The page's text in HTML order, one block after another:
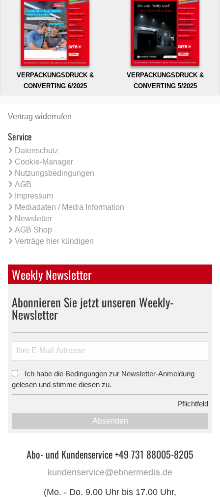
VERPACKUNGSDRUCK &
CONVERTING 6/2025
VERPACKUNGSDRUCK &
CONVERTING 5/2025
Vertrag widerrufen
Service
Datenschutz
Cookie-Manager
Nutzungsbedingungen
AGB
Impressum
Mediadaten / Media Information
Newsletter
AGB Shop
Verträge hier kündigen
Weekly Newsletter
Abonnieren Sie jetzt unseren Weekly-
Newsletter
Ich habe die Bedingungen zur Newsletter-Anmeldung
gelesen und stimme diesen zu.
Pflichtfeld
Absenden
Abo- und Kundenservice +49 731 88005-8205
kundenservice@ebnermedia.de
(Mo. - Do. 9.00 Uhr bis 17.00 Uhr,